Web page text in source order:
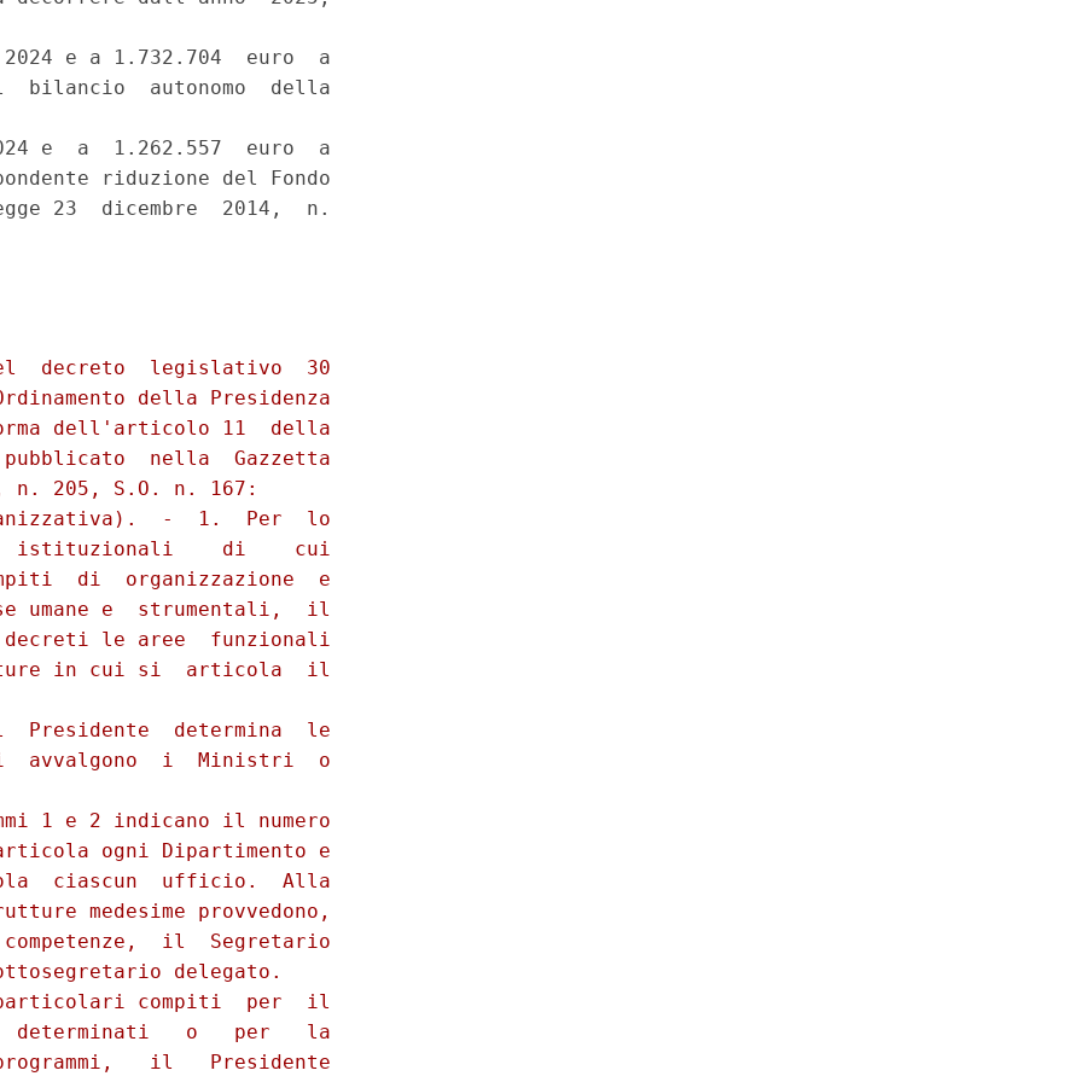
e a 1.732.704  euro  a
bilancio  autonomo  della
e  a  1.262.557  euro  a
riduzione del Fondo
23  dicembre  2014,  n.